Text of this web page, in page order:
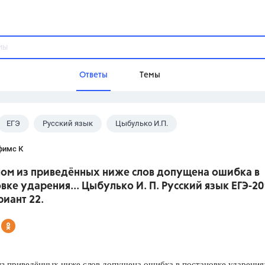
Ответы Темы
Домашнее задание
Школа
ЕГЭ Русский язык Цыбулько И.П.
К
из приведённых ниже слов допущена ошибка в
ударения... Цыбулько И. П. Русский язык ЕГЭ-
22.